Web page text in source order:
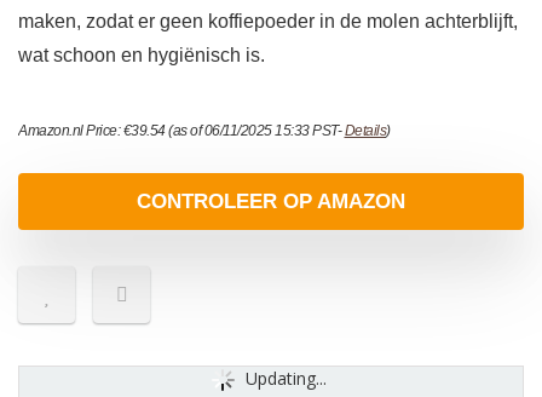
maken, zodat er geen koffiepoeder in de molen achterblijft,
wat schoon en hygiënisch is.
Amazon.nl Price:€39.54(as of 06/11/2025 15:33 PST-Details)
CONTROLEER OP AMAZON
Updating...